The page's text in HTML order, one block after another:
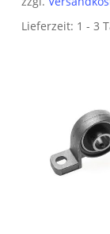
Lieferzeit: 1 - 3